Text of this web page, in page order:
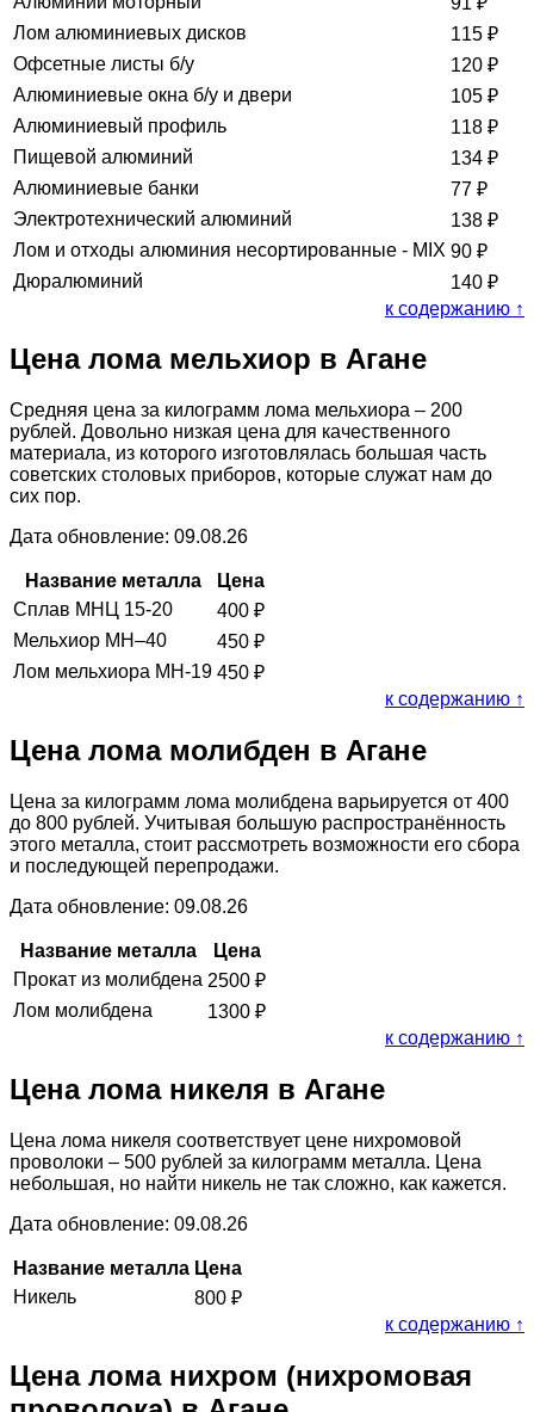
Лом алюминиевых дисков
115 ₽
Офсетные листы б/у
120 ₽
Алюминиевые окна б/у и двери
105 ₽
Алюминиевый профиль
118 ₽
Пищевой алюминий
134 ₽
Алюминиевые банки
77 ₽
Электротехнический алюминий
138 ₽
Лом и отходы алюминия несортированные - MIX 90 ₽
Дюралюминий
140 ₽
к содержанию ↑
Цена лома мельхиор в Агане
Средняя цена за килограмм лома мельхиора – 200
рублей. Довольно низкая цена для качественного
материала, из которого изготовлялась большая часть
советских столовых приборов, которые служат нам до
сих пор.
Дата обновление: 09.08.26
Название металла
Цена
Сплав МНЦ 15-20
400 ₽
Мельхиор МН–40
450 ₽
Лом мельхиора МН-19 450 ₽
к содержанию ↑
Цена лома молибден в Агане
Цена за килограмм лома молибдена варьируется от 400
до 800 рублей. Учитывая большую распространённость
этого металла, стоит рассмотреть возможности его сбора
и последующей перепродажи.
Дата обновление: 09.08.26
Название металла
Цена
Прокат из молибдена 2500 ₽
Лом молибдена
1300 ₽
к содержанию ↑
Цена лома никеля в Агане
Цена лома никеля соответствует цене нихромовой
проволоки – 500 рублей за килограмм металла. Цена
небольшая, но найти никель не так сложно, как кажется.
Дата обновление: 09.08.26
Название металла Цена
Никель
800 ₽
к содержанию ↑
Цена лома нихром (нихромовая